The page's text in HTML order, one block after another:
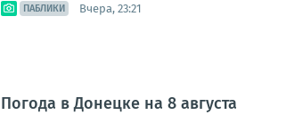
ПАБЛИКИ Вчера, 23:21
Погода в Донецке на 8 августа